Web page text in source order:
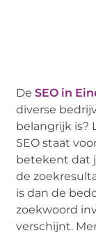
DeSEO in
diverse
belangrijk is?
SEO staat
betekent dat
de
is dan de
zoekwoord
verschijnt.